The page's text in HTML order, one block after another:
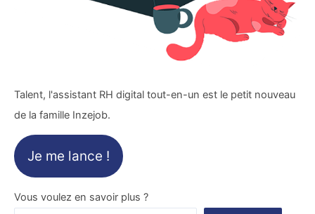
Talent, l'assistant RH digital tout-en-un est le petit nouveau
de la famille Inzejob.
Je me lance !
Vous voulez en savoir plus ?